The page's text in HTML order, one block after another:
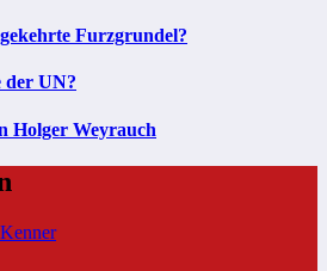
Furzgrundel?
der UN?
Holger Weyrauch